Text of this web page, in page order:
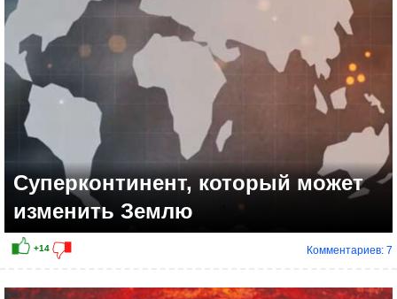
Суперконтинент, который может
изменить Землю
Комментариев: 7